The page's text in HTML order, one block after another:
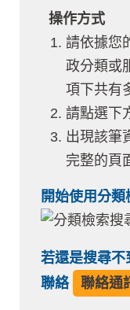
操作方式
請依據您
政分類或
項下共有
請點選下
出現該筆
完整的頁
開始使用分類
若還是搜尋不
聯絡
聯絡通